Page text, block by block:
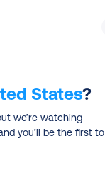
States?
we’re watching
you’ll be the first to